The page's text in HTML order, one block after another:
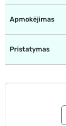
Apmokėjimas
Pristatymas